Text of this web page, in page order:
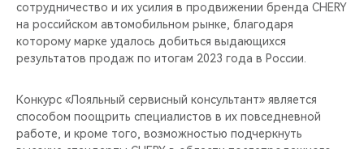
сотрудничество и их усилия в продвижении бренда CHERY
на российском автомобильном рынке, благодаря
которому марке удалось добиться выдающихся
результатов продаж по итогам 2023 года в России.
Конкурс «Лояльный сервисный консультант» является
способом поощрить специалистов в их повседневной
работе, и кроме того, возможностью подчеркнуть